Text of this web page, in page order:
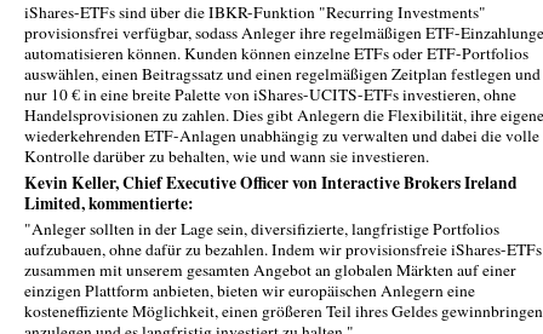
iShares-ETFs sind über die IBKR-Funktion "Recurring Investments"
provisionsfrei verfügbar, sodass Anleger ihre regelmäßigen ETF-
automatisieren können. Kunden können einzelne ETFs oder ETF-Portfolios
auswählen, einen Beitragssatz und einen regelmäßigen Zeitplan festlegen und
nur 10 € in eine breite Palette von iShares-UCITS-ETFs investieren, ohne
Handelsprovisionen zu zahlen. Dies gibt Anlegern die Flexibilität, ihre
wiederkehrenden ETF-Anlagen unabhängig zu verwalten und dabei die volle
Kontrolle darüber zu behalten, wie und wann sie investieren.
Kevin Keller, Chief Executive Officer von Interactive Brokers Ireland
Limited, kommentierte:
"Anleger sollten in der Lage sein, diversifizierte, langfristige Portfolios
aufzubauen, ohne dafür zu bezahlen. Indem wir provisionsfreie iShares-ETFs
zusammen mit unserem gesamten Angebot an globalen Märkten auf einer
einzigen Plattform anbieten, bieten wir europäischen Anlegern eine
kosteneffiziente Möglichkeit, einen größeren Teil ihres Geldes